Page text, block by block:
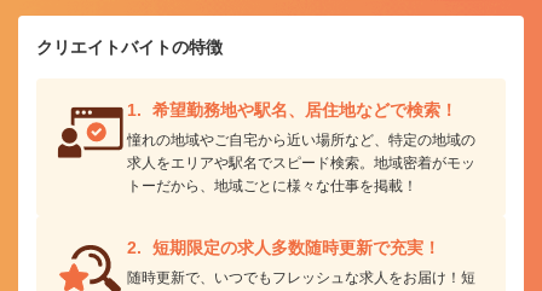
クリエイトバイトの特徴
希望勤務地や駅名、 居住地などで検索！
憧れの地域やご自宅から近い場所など、特定の地域の
求人をエリアや駅名でスピード検索。地域密着がモッ
トーだから、地域ごとに様々な仕事を掲載！
短期限定の求人多数随時更新で充実！
随時更新で、いつでもフレッシュな求人をお届け！短